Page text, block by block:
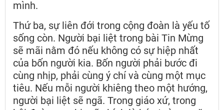
mình.
Thứ ba, sự liên đới trong cộng đoàn là yếu tố
sống còn. Người bại liệt trong bài Tin Mừng
sẽ mãi nằm đó nếu không có sự hiệp nhất
của bốn người kia. Bốn người phải bước đi
cùng nhịp, phải cùng ý chí và cùng một mục
tiêu. Nếu mỗi người khiêng theo một hướng,
người bại liệt sẽ ngã. Trong giáo xứ, trong